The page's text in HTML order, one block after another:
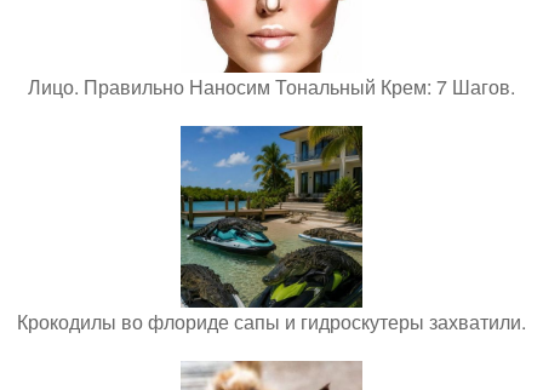
Лицо. Правильно Наносим Тональный Крем: 7 Шагов.
Крокодилы во флориде сапы и гидроскутеры захватили.